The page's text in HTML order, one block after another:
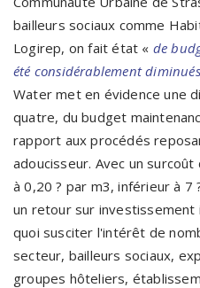
bailleurs sociaux comme
Logirep, on fait état « de
été considérablement diminués
Water met en évidence une
quatre, du budget
rapport aux procédés
adoucisseur. Avec un
à 0,20 ? par m3, inférieur à
un retour sur investissement
quoi susciter l'intérêt de
secteur, bailleurs sociaux,
groupes hôteliers,